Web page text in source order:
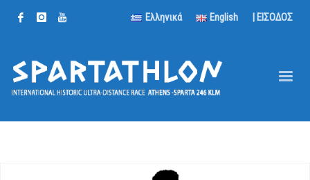
Ελληνικά English | ΕΙΣΟΔΟΣ